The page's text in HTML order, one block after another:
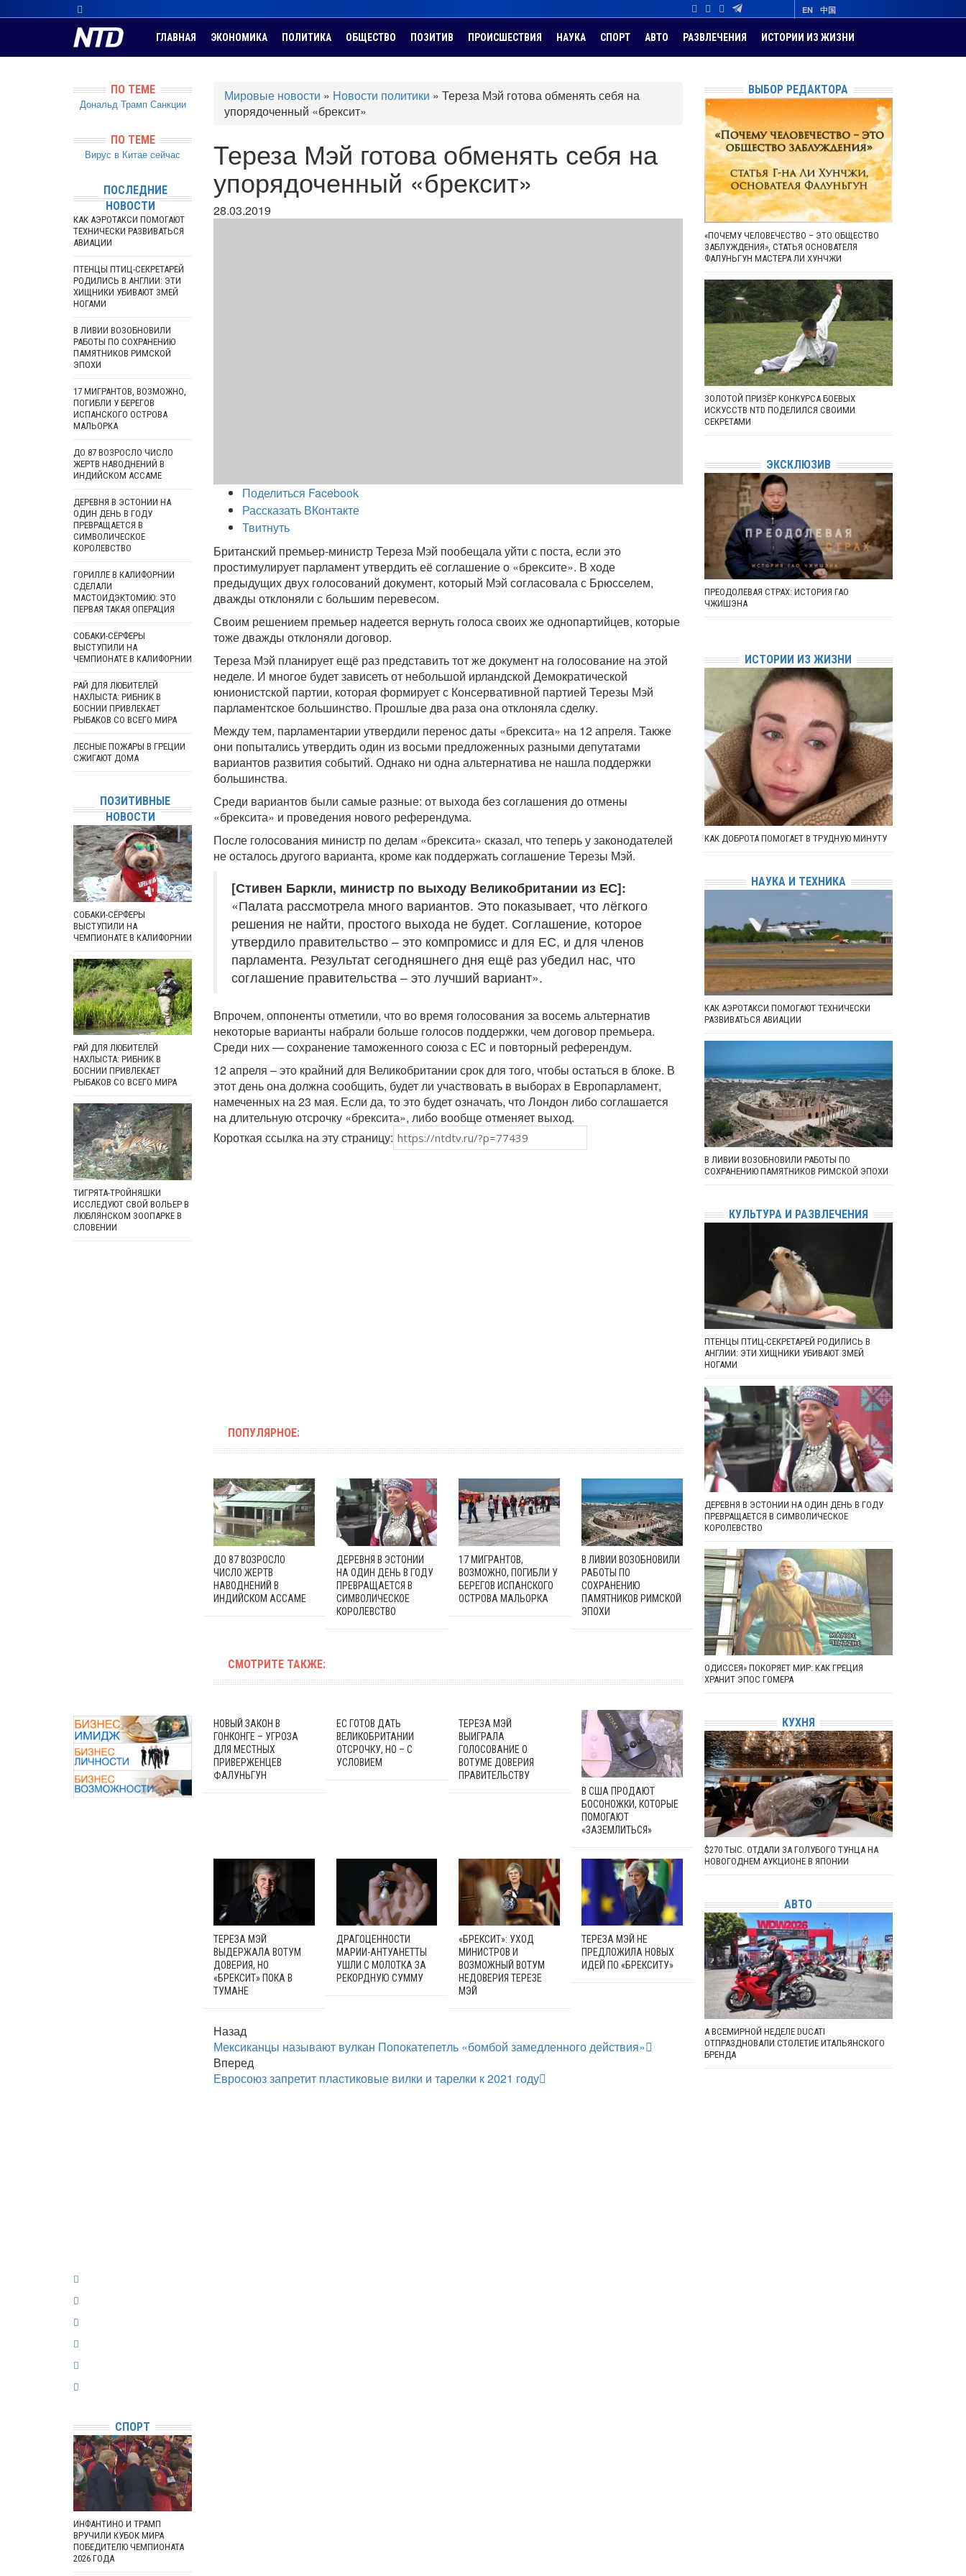
EN 中国
ГЛАВНАЯ ЭКОНОМИКА ПОЛИТИКА ОБЩЕСТВО ПОЗИТИВ ПРОИСШЕСТВИЯ НАУКА СПОРТ АВТО РАЗВЛЕЧЕНИЯ ИСТОРИИ ИЗ ЖИЗНИ
Мировые новости » Новости политики » Тереза Мэй готова обменять себя на
упорядоченный «брексит»
Тереза Мэй готова обменять себя на
упорядоченный «брексит»
28.03.2019
Поделиться Facebook
Рассказать ВКонтакте
Твитнуть
Британский премьер-министр Тереза Мэй пообещала уйти с поста, если это
простимулирует парламент утвердить её соглашение о «брексите». В ходе
предыдущих двух голосований документ, который Мэй согласовала с Брюсселем,
дважды отклоняли с большим перевесом.
Своим решением премьер надеется вернуть голоса своих же однопартийцев, которые
тоже дважды отклоняли договор.
Тереза Мэй планирует ещё раз представить тот же документ на голосование на этой
неделе. И многое будет зависеть от небольшой ирландской Демократической
юнионистской партии, которая формирует с Консервативной партией Терезы Мэй
парламентское большинство. Прошлые два раза она отклоняла сделку.
Между тем, парламентарии утвердили перенос даты «брексита» на 12 апреля. Также
они попытались утвердить один из восьми предложенных разными депутатами
вариантов развития событий. Однако ни одна альтернатива не нашла поддержки
большинства.
Среди вариантов были самые разные: от выхода без соглашения до отмены
«брексита» и проведения нового референдума.
После голосования министр по делам «брексита» сказал, что теперь у законодателей
не осталось другого варианта, кроме как поддержать соглашение Терезы Мэй.
[Стивен Баркли, министр по выходу Великобритании из ЕС]:
«Палата рассмотрела много вариантов. Это показывает, что лёгкого
решения не найти, простого выхода не будет. Соглашение, которое
утвердило правительство – это компромисс и для ЕС, и для членов
парламента. Результат сегодняшнего дня ещё раз убедил нас, что
соглашение правительства – это лучший вариант».
Впрочем, оппоненты отметили, что во время голосования за восемь альтернатив
некоторые варианты набрали больше голосов поддержки, чем договор премьера.
Среди них — сохранение таможенного союза с ЕС и повторный референдум.
12 апреля – это крайний для Великобритании срок для того, чтобы остаться в блоке. В
этот день она должна сообщить, будет ли участвовать в выборах в Европарламент,
намеченных на 23 мая. Если да, то это будет означать, что Лондон либо соглашается
на длительную отсрочку «брексита», либо вообще отменяет выход.
Короткая ссылка на эту страницу:
ПОПУЛЯРНОЕ:
ДО 87 ВОЗРОСЛО
ЧИСЛО ЖЕРТВ
НАВОДНЕНИЙ В
ИНДИЙСКОМ АССАМЕ
ДЕРЕВНЯ В ЭСТОНИИ
НА ОДИН ДЕНЬ В ГОДУ
ПРЕВРАЩАЕТСЯ В
СИМВОЛИЧЕСКОЕ
КОРОЛЕВСТВО
17 МИГРАНТОВ,
ВОЗМОЖНО, ПОГИБЛИ У
БЕРЕГОВ ИСПАНСКОГО
ОСТРОВА МАЛЬОРКА
В ЛИВИИ ВОЗОБНОВИЛИ
РАБОТЫ ПО
СОХРАНЕНИЮ
ПАМЯТНИКОВ РИМСКОЙ
ЭПОХИ
СМОТРИТЕ ТАКЖЕ:
НОВЫЙ ЗАКОН В
ГОНКОНГЕ – УГРОЗА
ДЛЯ МЕСТНЫХ
ПРИВЕРЖЕНЦЕВ
ФАЛУНЬГУН
ЕС ГОТОВ ДАТЬ
ВЕЛИКОБРИТАНИИ
ОТСРОЧКУ, НО – С
УСЛОВИЕМ
ТЕРЕЗА МЭЙ
ВЫИГРАЛА
ГОЛОСОВАНИЕ О
ВОТУМЕ ДОВЕРИЯ
ПРАВИТЕЛЬСТВУ
В США ПРОДАЮТ
БОСОНОЖКИ, КОТОРЫЕ
ПОМОГАЮТ
«ЗАЗЕМЛИТЬСЯ»
ТЕРЕЗА МЭЙ
ВЫДЕРЖАЛА ВОТУМ
ДОВЕРИЯ, НО
«БРЕКСИТ» ПОКА В
ТУМАНЕ
ДРАГОЦЕННОСТИ
МАРИИ-АНТУАНЕТТЫ
УШЛИ С МОЛОТКА ЗА
РЕКОРДНУЮ СУММУ
«БРЕКСИТ»: УХОД
МИНИСТРОВ И
ВОЗМОЖНЫЙ ВОТУМ
НЕДОВЕРИЯ ТЕРЕЗЕ
МЭЙ
ТЕРЕЗА МЭЙ НЕ
ПРЕДЛОЖИЛА НОВЫХ
ИДЕЙ ПО «БРЕКСИТУ»
Назад
Мексиканцы называют вулкан Попокатепетль «бомбой замедленного действия»
Вперед
Евросоюз запретит пластиковые вилки и тарелки к 2021 году
ПО ТЕМЕ
Дональд Трамп Санкции
ПО ТЕМЕ
Вирус в Китае сейчас
ПОСЛЕДНИЕ
НОВОСТИ
КАК АЭРОТАКСИ ПОМОГАЮТ
ТЕХНИЧЕСКИ РАЗВИВАТЬСЯ
АВИАЦИИ
ПТЕНЦЫ ПТИЦ-СЕКРЕТАРЕЙ
РОДИЛИСЬ В АНГЛИИ: ЭТИ
ХИЩНИКИ УБИВАЮТ ЗМЕЙ
НОГАМИ
В ЛИВИИ ВОЗОБНОВИЛИ
РАБОТЫ ПО СОХРАНЕНИЮ
ПАМЯТНИКОВ РИМСКОЙ
ЭПОХИ
17 МИГРАНТОВ, ВОЗМОЖНО,
ПОГИБЛИ У БЕРЕГОВ
ИСПАНСКОГО ОСТРОВА
МАЛЬОРКА
ДО 87 ВОЗРОСЛО ЧИСЛО
ЖЕРТВ НАВОДНЕНИЙ В
ИНДИЙСКОМ АССАМЕ
ДЕРЕВНЯ В ЭСТОНИИ НА
ОДИН ДЕНЬ В ГОДУ
ПРЕВРАЩАЕТСЯ В
СИМВОЛИЧЕСКОЕ
КОРОЛЕВСТВО
ГОРИЛЛЕ В КАЛИФОРНИИ
СДЕЛАЛИ
МАСТОИДЭКТОМИЮ: ЭТО
ПЕРВАЯ ТАКАЯ ОПЕРАЦИЯ
СОБАКИ-СЁРФЕРЫ
ВЫСТУПИЛИ НА
ЧЕМПИОНАТЕ В КАЛИФОРНИИ
РАЙ ДЛЯ ЛЮБИТЕЛЕЙ
НАХЛЫСТА: РИБНИК В
БОСНИИ ПРИВЛЕКАЕТ
РЫБАКОВ СО ВСЕГО МИРА
ЛЕСНЫЕ ПОЖАРЫ В ГРЕЦИИ
СЖИГАЮТ ДОМА
ПОЗИТИВНЫЕ
НОВОСТИ
СОБАКИ-СЁРФЕРЫ
ВЫСТУПИЛИ НА
ЧЕМПИОНАТЕ В КАЛИФОРНИИ
РАЙ ДЛЯ ЛЮБИТЕЛЕЙ
НАХЛЫСТА: РИБНИК В
БОСНИИ ПРИВЛЕКАЕТ
РЫБАКОВ СО ВСЕГО МИРА
ТИГРЯТА-ТРОЙНЯШКИ
ИССЛЕДУЮТ СВОЙ ВОЛЬЕР В
ЛЮБЛЯНСКОМ ЗООПАРКЕ В
СЛОВЕНИИ
СПОРТ
ИНФАНТИНО И ТРАМП
ВРУЧИЛИ КУБОК МИРА
ПОБЕДИТЕЛЮ ЧЕМПИОНАТА
2026 ГОДА
ВЫБОР РЕДАКТОРА
«ПОЧЕМУ ЧЕЛОВЕЧЕСТВО – ЭТО ОБЩЕСТВО
ЗАБЛУЖДЕНИЯ», СТАТЬЯ ОСНОВАТЕЛЯ
ФАЛУНЬГУН МАСТЕРА ЛИ ХУНЧЖИ
ЗОЛОТОЙ ПРИЗЁР КОНКУРСА БОЕВЫХ
ИСКУССТВ NTD ПОДЕЛИЛСЯ СВОИМИ
СЕКРЕТАМИ
ЭКСКЛЮЗИВ
ПРЕОДОЛЕВАЯ СТРАХ: ИСТОРИЯ ГАО
ЧЖИШЭНА
ИСТОРИИ ИЗ ЖИЗНИ
КАК ДОБРОТА ПОМОГАЕТ В ТРУДНУЮ МИНУТУ
НАУКА И ТЕХНИКА
КАК АЭРОТАКСИ ПОМОГАЮТ ТЕХНИЧЕСКИ
РАЗВИВАТЬСЯ АВИАЦИИ
В ЛИВИИ ВОЗОБНОВИЛИ РАБОТЫ ПО
СОХРАНЕНИЮ ПАМЯТНИКОВ РИМСКОЙ ЭПОХИ
КУЛЬТУРА И РАЗВЛЕЧЕНИЯ
ПТЕНЦЫ ПТИЦ-СЕКРЕТАРЕЙ РОДИЛИСЬ В
АНГЛИИ: ЭТИ ХИЩНИКИ УБИВАЮТ ЗМЕЙ
НОГАМИ
ДЕРЕВНЯ В ЭСТОНИИ НА ОДИН ДЕНЬ В ГОДУ
ПРЕВРАЩАЕТСЯ В СИМВОЛИЧЕСКОЕ
КОРОЛЕВСТВО
ОДИССЕЯ» ПОКОРЯЕТ МИР: КАК ГРЕЦИЯ
ХРАНИТ ЭПОС ГОМЕРА
КУХНЯ
$270 ТЫС. ОТДАЛИ ЗА ГОЛУБОГО ТУНЦА НА
НОВОГОДНЕМ АУКЦИОНЕ В ЯПОНИИ
АВТО
А ВСЕМИРНОЙ НЕДЕЛЕ DUCATI
ОТПРАЗДНОВАЛИ СТОЛЕТИЕ ИТАЛЬЯНСКОГО
БРЕНДА